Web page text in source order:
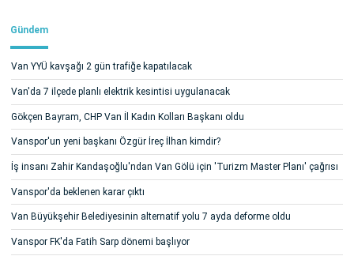
Gündem
Van YYÜ kavşağı 2 gün trafiğe kapatılacak
Van'da 7 ilçede planlı elektrik kesintisi uygulanacak
Gökçen Bayram, CHP Van İl Kadın Kolları Başkanı oldu
Vanspor'un yeni başkanı Özgür İreç İlhan kimdir?
İş insanı Zahir Kandaşoğlu'ndan Van Gölü için 'Turizm Master Planı' çağrısı
Vanspor'da beklenen karar çıktı
Van Büyükşehir Belediyesinin alternatif yolu 7 ayda deforme oldu
Vanspor FK'da Fatih Sarp dönemi başlıyor